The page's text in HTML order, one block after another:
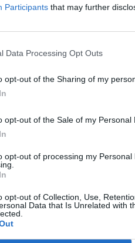
Participants that may further
Data Processing Opt Outs
opt-out of the Sharing of my
opt-out of the Sale of my Personal
opt-out of processing my Personal
opt-out of Collection, Use,
Data that Is Unrelated with
Ende 22 Uhr
Mini-Events -
Ein Sternenmeer -
Ende 22 Uhr
Baumbola August
2026
Doc